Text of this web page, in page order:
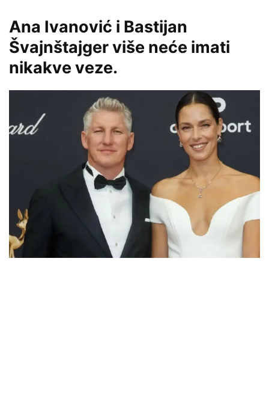
Ana Ivanović i Bastijan
Švajnštajger više neće imati
nikakve veze.